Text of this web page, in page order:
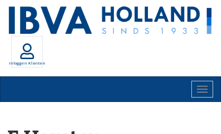
Inloggen Klanten